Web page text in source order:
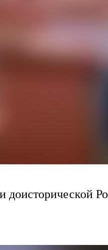
доисторической